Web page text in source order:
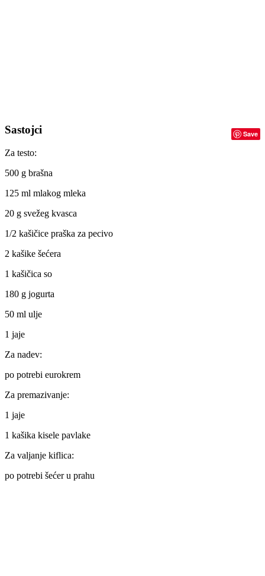
Save
Sastojci
Za testo:
500 g brašna
125 ml mlakog mleka
20 g svežeg kvasca
1/2 kašičice praška za pecivo
2 kašike šećera
1 kašičica so
180 g jogurta
50 ml ulje
1 jaje
Za nadev:
po potrebi eurokrem
Za premazivanje:
1 jaje
1 kašika kisele pavlake
Za valjanje kiflica:
po potrebi šećer u prahu